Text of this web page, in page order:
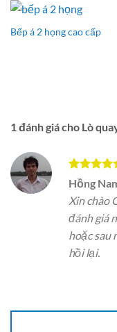
Bếp á 2 họng cao cấp
1 đánh giá cho Lò
Được xếp
hạng 5 5
sao
Hồng
Xin chào
đánh giá
hoặc sau
hồi lại.